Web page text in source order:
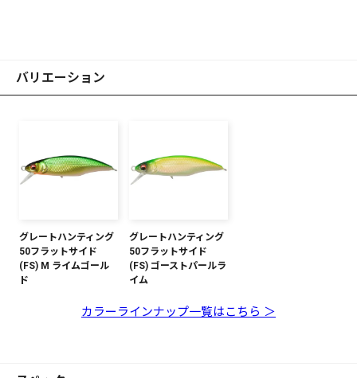
バリエーション
グレートハンティング
50フラットサイド
(FS) M ライムゴール
ド
グレートハンティング
50フラットサイド
(FS) ゴーストパールラ
イム
カラーラインナップ一覧はこちら ＞